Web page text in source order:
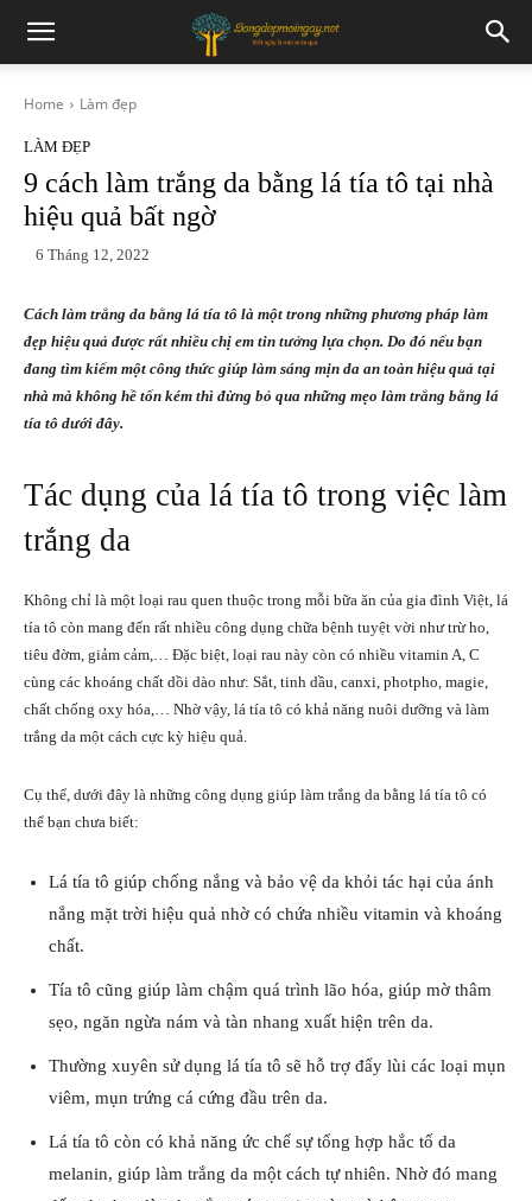
Home Làm đẹp
LÀM ĐẸP
9 cách làm trắng da bằng lá tía tô tại nhà
hiệu quả bất ngờ
6 Tháng 12, 2022
Cách làm trắng da bằng lá tía tô là một trong những phương pháp làm
đẹp hiệu quả được rất nhiều chị em tin tưởng lựa chọn. Do đó nếu bạn
đang tìm kiếm một công thức giúp làm sáng mịn da an toàn hiệu quả tại
nhà mà không hề tốn kém thì đừng bỏ qua những mẹo làm trắng bằng lá
tía tô dưới đây.
Tác dụng của lá tía tô trong việc làm
trắng da
Không chỉ là một loại rau quen thuộc trong mỗi bữa ăn của gia đình Việt, lá
tía tô còn mang đến rất nhiều công dụng chữa bệnh tuyệt vời như trừ ho,
tiêu đờm, giảm cảm,… Đặc biệt, loại rau này còn có nhiều vitamin A, C
cùng các khoáng chất dồi dào như: Sắt, tinh dầu, canxi, photpho, magie,
chất chống oxy hóa,… Nhờ vậy, lá tía tô có khả năng nuôi dưỡng và làm
trắng da một cách cực kỳ hiệu quả.
Cụ thể, dưới đây là những công dụng giúp làm trắng da bằng lá tía tô có
thể bạn chưa biết:
Lá tía tô giúp chống nắng và bảo vệ da khỏi tác hại của ánh
nắng mặt trời hiệu quả nhờ có chứa nhiều vitamin và khoáng
chất.
Tía tô cũng giúp làm chậm quá trình lão hóa, giúp mờ thâm
sẹo, ngăn ngừa nám và tàn nhang xuất hiện trên da.
Thường xuyên sử dụng lá tía tô sẽ hỗ trợ đẩy lùi các loại mụn
viêm, mụn trứng cá cứng đầu trên da.
Lá tía tô còn có khả năng ức chế sự tổng hợp hắc tố da
melanin, giúp làm trắng da một cách tự nhiên. Nhờ đó mang